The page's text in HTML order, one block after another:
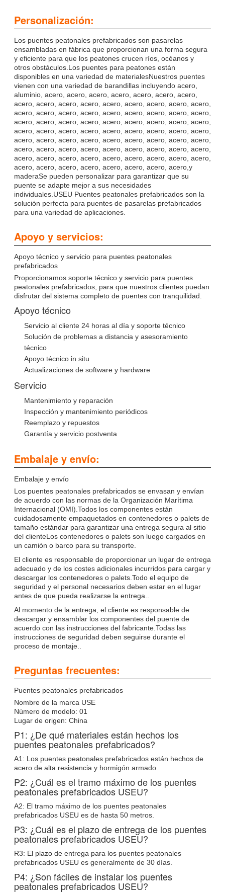
Personalización:
Los puentes peatonales prefabricados son pasarelas
ensambladas en fábrica que proporcionan una forma segura
y eficiente para que los peatones crucen ríos, océanos y
otros obstáculos.Los puentes para peatones están
disponibles en una variedad de materialesNuestros puentes
vienen con una variedad de barandillas incluyendo acero,
aluminio, acero, acero, acero, acero, acero, acero, acero,
acero, acero, acero, acero, acero, acero, acero, acero, acero,
acero, acero, acero, acero, acero, acero, acero, acero, acero,
acero, acero, acero, acero, acero, acero, acero, acero, acero,
acero, acero, acero, acero, acero, acero, acero, acero, acero,
acero, acero, acero, acero, acero, acero, acero, acero, acero,
acero, acero, acero, acero, acero, acero, acero, acero, acero,
acero, acero, acero, acero, acero, acero, acero, acero, acero,
acero, acero, acero, acero, acero, acero, acero, acero,y
maderaSe pueden personalizar para garantizar que su
puente se adapte mejor a sus necesidades
individuales.USEU Puentes peatonales prefabricados son la
solución perfecta para puentes de pasarelas prefabricados
para una variedad de aplicaciones.
Apoyo y servicios:
Apoyo técnico y servicio para puentes peatonales
prefabricados
Proporcionamos soporte técnico y servicio para puentes
peatonales prefabricados, para que nuestros clientes puedan
disfrutar del sistema completo de puentes con tranquilidad.
Apoyo técnico
Servicio al cliente 24 horas al día y soporte técnico
Solución de problemas a distancia y asesoramiento
técnico
Apoyo técnico in situ
Actualizaciones de software y hardware
Servicio
Mantenimiento y reparación
Inspección y mantenimiento periódicos
Reemplazo y repuestos
Garantía y servicio postventa
Embalaje y envío:
Embalaje y envío
Los puentes peatonales prefabricados se envasan y envían
de acuerdo con las normas de la Organización Marítima
Internacional (OMI).Todos los componentes están
cuidadosamente empaquetados en contenedores o palets de
tamaño estándar para garantizar una entrega segura al sitio
del clienteLos contenedores o palets son luego cargados en
un camión o barco para su transporte.
El cliente es responsable de proporcionar un lugar de entrega
adecuado y de los costes adicionales incurridos para cargar y
descargar los contenedores o palets.Todo el equipo de
seguridad y el personal necesarios deben estar en el lugar
antes de que pueda realizarse la entrega..
Al momento de la entrega, el cliente es responsable de
descargar y ensamblar los componentes del puente de
acuerdo con las instrucciones del fabricante.Todas las
instrucciones de seguridad deben seguirse durante el
proceso de montaje..
Preguntas frecuentes:
Puentes peatonales prefabricados
Nombre de la marca USE
Número de modelo: 01
Lugar de origen: China
P1: ¿De qué materiales están hechos los
puentes peatonales prefabricados?
A1: Los puentes peatonales prefabricados están hechos de
acero de alta resistencia y hormigón armado.
P2: ¿Cuál es el tramo máximo de los puentes
peatonales prefabricados USEU?
A2: El tramo máximo de los puentes peatonales
prefabricados USEU es de hasta 50 metros.
P3: ¿Cuál es el plazo de entrega de los puentes
peatonales prefabricados USEU?
R3: El plazo de entrega para los puentes peatonales
prefabricados USEU es generalmente de 30 días.
P4: ¿Son fáciles de instalar los puentes
peatonales prefabricados USEU?